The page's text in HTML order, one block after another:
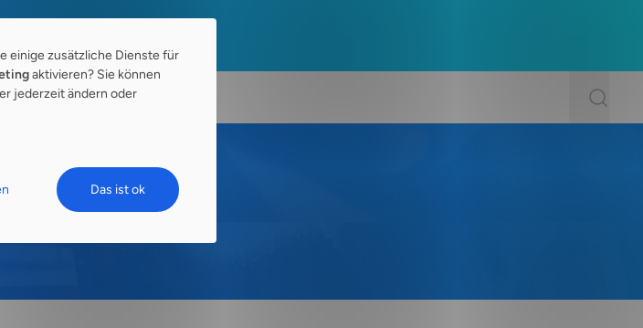
einige zusätzliche Dienste für
aktivieren? Sie können
jederzeit ändern oder
Das ist ok